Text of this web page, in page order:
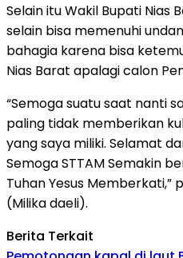
Selain itu Wakil Bupati Nias
selain bisa memenuhi
bahagia karena bisa
Nias Barat apalagi calon
“Semoga suatu saat nanti
paling tidak memberikan
yang saya miliki. Selamat
Semoga STTAM Semakin
Tuhan Yesus Memberkati,”
(Milika daeli).
Berita Terkait